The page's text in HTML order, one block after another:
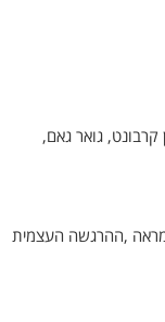
קרבונט, גואר גאם,
,ההרגשה העצמית